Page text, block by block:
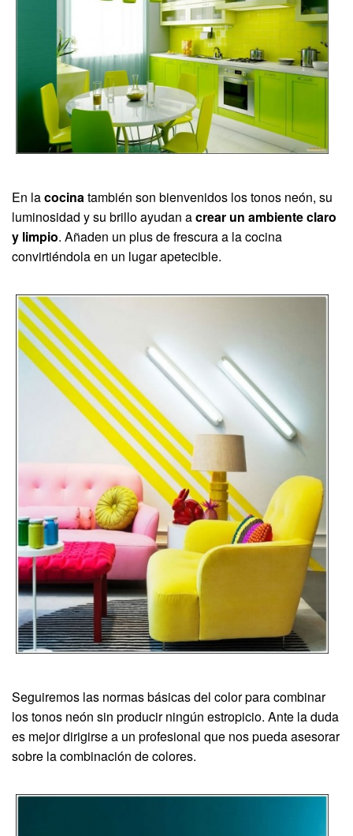
En lacocinatambién son bienvenidos los tonos neón, su
luminosidad y su brillo ayudan acrear un ambiente claro
y limpio. Añaden un plus de frescura a la cocina
convirtiéndola en un lugar apetecible.
Seguiremos las normas básicas del color para combinar
los tonos neón sin producir ningún estropicio. Ante la duda
es mejor dirigirse a un profesional que nos pueda asesorar
sobre la combinación de colores.